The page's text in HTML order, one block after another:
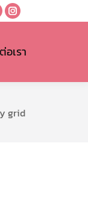
Instagram
opens
new
เรา
grid